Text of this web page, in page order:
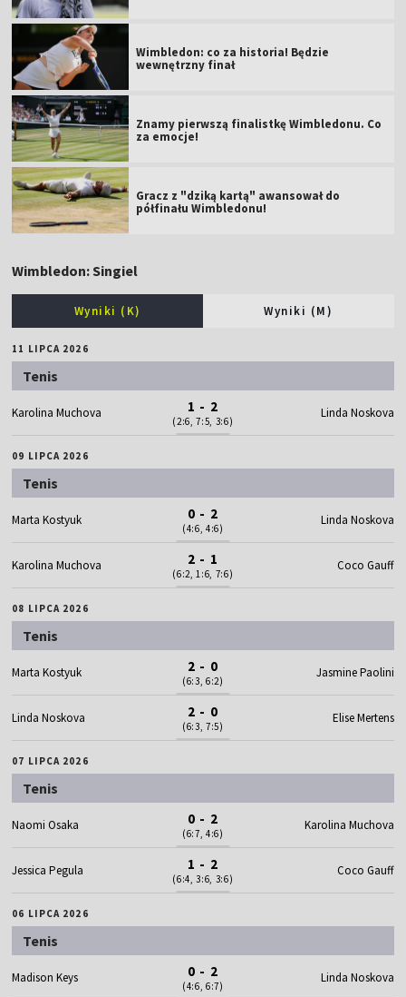
Wimbledon: co za historia! Będzie
wewnętrzny finał
Znamy pierwszą finalistkę Wimbledonu. Co
za emocje!
Gracz z "dziką kartą" awansował do
półfinału Wimbledonu!
Wimbledon: Singiel
Wyniki (K) Wyniki (M)
11 LIPCA 2026
Tenis
Karolina Muchova 1 - 2
(2:6, 7:5, 3:6)
Linda Noskova
09 LIPCA 2026
Tenis
Marta Kostyuk 0 - 2
(4:6, 4:6)
Linda Noskova
Karolina Muchova 2 - 1
(6:2, 1:6, 7:6)
Coco Gauff
08 LIPCA 2026
Tenis
Marta Kostyuk 2 - 0
(6:3, 6:2)
Jasmine Paolini
Linda Noskova 2 - 0
(6:3, 7:5)
Elise Mertens
07 LIPCA 2026
Tenis
Naomi Osaka 0 - 2
(6:7, 4:6)
Karolina Muchova
Jessica Pegula 1 - 2
(6:4, 3:6, 3:6)
Coco Gauff
06 LIPCA 2026
Tenis
Madison Keys 0 - 2
(4:6, 6:7)
Linda Noskova